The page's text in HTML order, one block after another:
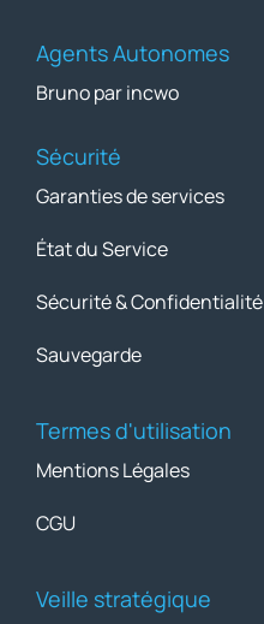
Agents Autonomes
Bruno par incwo
Sécurité
Garanties de services
État du Service
Sécurité & Confidentialité
Sauvegarde
Termes d'utilisation
Mentions Légales
CGU
Veille stratégique